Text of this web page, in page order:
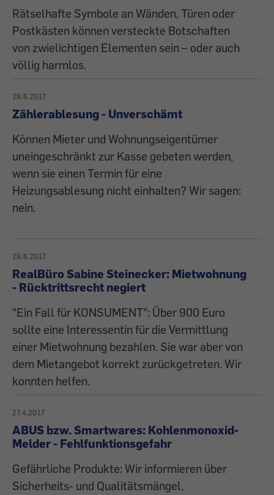
Rätselhafte Symbole an Wänden, Türen oder
Postkästen können versteckte Botschaften
von zwielichtigen Elementen sein – oder auch
völlig harmlos.
29.6.2017
Zählerablesung - Unverschämt
Können Mieter und Wohnungseigentümer
uneingeschränkt zur Kasse gebeten werden,
wenn sie einen Termin für eine
Heizungsablesung nicht einhalten? Wir sagen:
nein.
29.6.2017
RealBüro Sabine Steinecker: Mietwohnung
- Rücktrittsrecht negiert
"Ein Fall für KONSUMENT": Über 900 Euro
sollte eine Interessentin für die Vermittlung
einer Mietwohnung bezahlen. Sie war aber von
dem Mietangebot korrekt zurückgetreten. Wir
konnten helfen.
27.4.2017
ABUS bzw. Smartwares: Kohlenmonoxid-
Melder - Fehlfunktionsgefahr
Gefährliche Produkte: Wir informieren über
Sicherheits- und Qualitätsmängel,